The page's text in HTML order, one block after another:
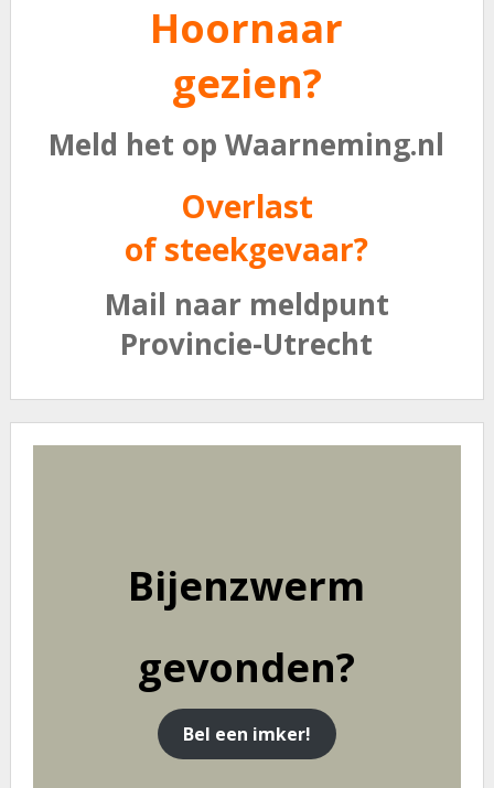
Hoornaar
gezien?
Meld het op Waarneming.nl
Overlast
of steekgevaar?
Mail naar meldpunt
Provincie-Utrecht
Bijenzwerm
gevonden?
Bel een imker!